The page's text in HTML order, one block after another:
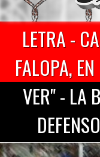
LETRA -
FALOPA,
VER" - LA